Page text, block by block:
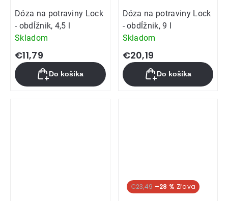
Dóza na potraviny Lock
- obdĺžnik, 4,5 l
Skladom
€11,79
Do košíka
Dóza na potraviny Lock
- obdĺžnik, 9 l
Skladom
€20,19
Do košíka
€23,49 –28 %